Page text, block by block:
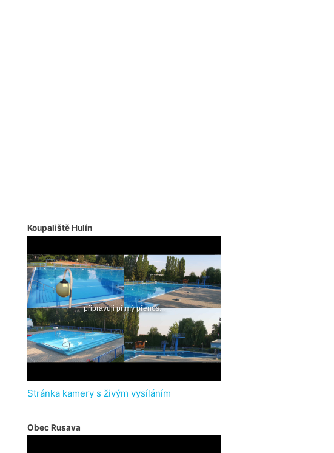
Koupaliště Hulín
Stránka kamery s živým vysíláním
Obec Rusava